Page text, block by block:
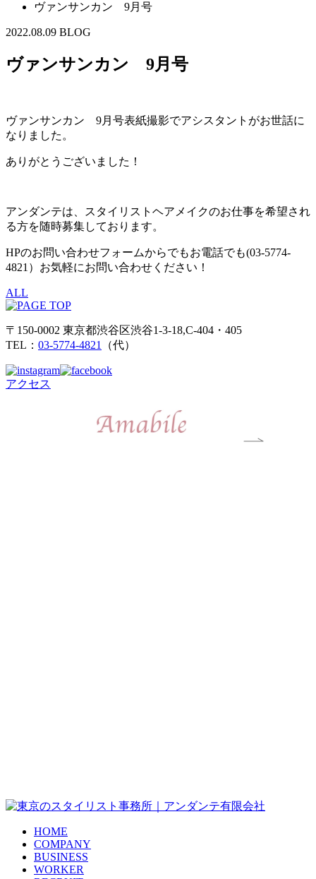
ヴァンサンカン 9月号
2022.08.09 BLOG
ヴァンサンカン 9月号
ヴァンサンカン 9月号表紙撮影でアシスタントがお世話に
なりました。
ありがとうございました！
アンダンテは、スタイリストヘアメイクのお仕事を希望され
る方を随時募集しております。
HPのお問い合わせフォームからでもお電話でも(03-5774-
4821）お気軽にお問い合わせください！
ALL
〒150-0002 東京都渋谷区渋谷1-3-18,C-404・405
TEL： 03-5774-4821 （代）
アクセス
HOME
COMPANY
BUSINESS
WORKER